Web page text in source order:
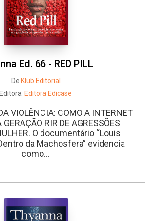
Ed. 66 - RED PILL
De Klub Editorial
Editora: Editora Edicase
VIOLÊNCIA: COMO A INTERNET
RIR DE AGRESSÕES
O documentário “Louis
da Machosfera” evidencia
como...